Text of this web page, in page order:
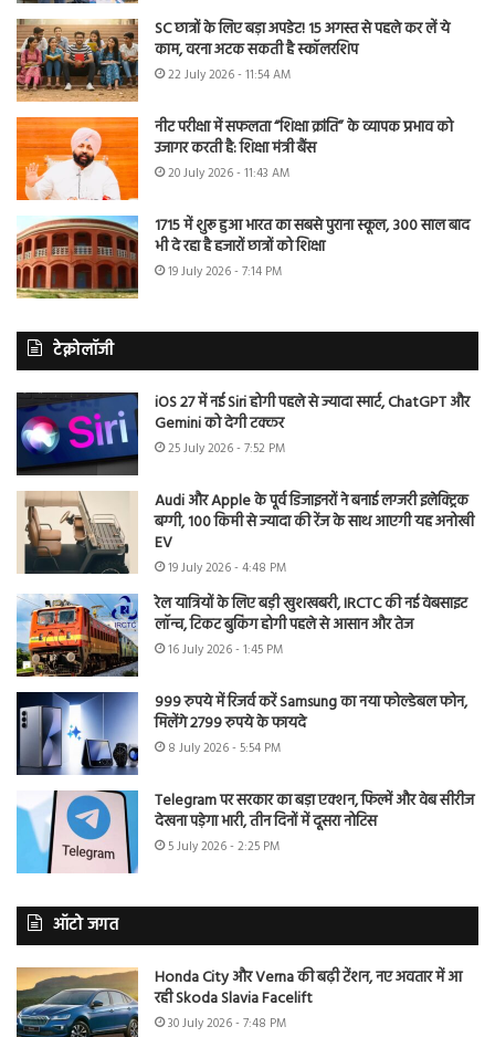
SC छात्रों के लिए बड़ा अपडेट! 15 अगस्त से पहले कर लें ये
काम, वरना अटक सकती है स्कॉलरशिप
22 July 2026 - 11:54 AM
नीट परीक्षा में सफलता “शिक्षा क्रांति” के व्यापक प्रभाव को
उजागर करती है: शिक्षा मंत्री बैंस
20 July 2026 - 11:43 AM
1715 में शुरू हुआ भारत का सबसे पुराना स्कूल, 300 साल बाद
भी दे रहा है हजारों छात्रों को शिक्षा
19 July 2026 - 7:14 PM
टेक्नोलॉजी
iOS 27 में नई Siri होगी पहले से ज्यादा स्मार्ट, ChatGPT और
Gemini को देगी टक्कर
25 July 2026 - 7:52 PM
Audi और Apple के पूर्व डिजाइनरों ने बनाई लग्जरी इलेक्ट्रिक
बग्गी, 100 किमी से ज्यादा की रेंज के साथ आएगी यह अनोखी
EV
19 July 2026 - 4:48 PM
रेल यात्रियों के लिए बड़ी खुशखबरी, IRCTC की नई वेबसाइट
लॉन्च, टिकट बुकिंग होगी पहले से आसान और तेज
16 July 2026 - 1:45 PM
999 रुपये में रिजर्व करें Samsung का नया फोल्डेबल फोन,
मिलेंगे 2799 रुपये के फायदे
8 July 2026 - 5:54 PM
Telegram पर सरकार का बड़ा एक्शन, फिल्में और वेब सीरीज
देखना पड़ेगा भारी, तीन दिनों में दूसरा नोटिस
5 July 2026 - 2:25 PM
ऑटो जगत
Honda City और Verna की बढ़ी टेंशन, नए अवतार में आ
रही Skoda Slavia Facelift
30 July 2026 - 7:48 PM